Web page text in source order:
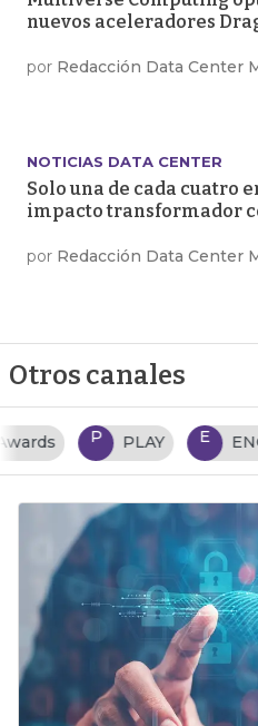
nuevos aceleradores
por Redacción Data Center
NOTICIAS DATA CENTER
Solo una de cada cuatro
impacto transformador
por Redacción Data Center
Otros canales
P PLAY E